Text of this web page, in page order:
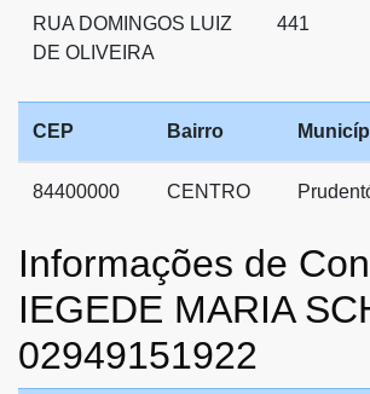
RUA DOMINGOS LUIZ
DE OLIVEIRA
441
CEP Bairro
84400000 CENTRO
Informações de
IEGEDE MARIA
02949151922